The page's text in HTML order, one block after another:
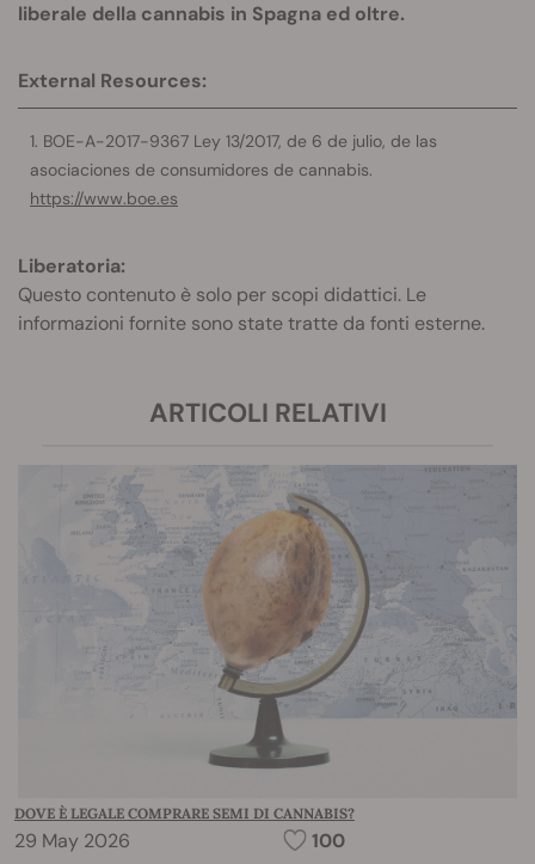
liberale della cannabis in Spagna ed oltre.
External Resources:
BOE-A-2017-9367 Ley 13/2017, de 6 de julio, de las
asociaciones de consumidores de cannabis.
https://www.boe.es
Liberatoria:
Questo contenuto è solo per scopi didattici. Le
informazioni fornite sono state tratte da fonti esterne.
ARTICOLI RELATIVI
DOVE È LEGALE COMPRARE SEMI DI CANNABIS?
29 May 2026 100